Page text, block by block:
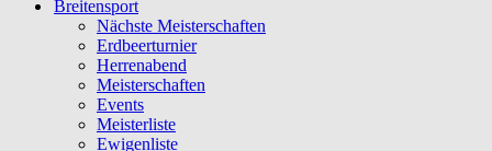
Breitensport
Nächste Meisterschaften
Erdbeerturnier
Herrenabend
Meisterschaften
Events
Meisterliste
Ewigenliste